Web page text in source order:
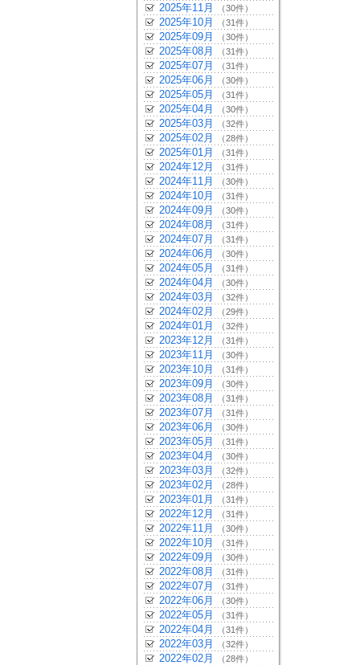
2025年11月 （30件）
2025年10月 （31件）
2025年09月 （30件）
2025年08月 （31件）
2025年07月 （31件）
2025年06月 （30件）
2025年05月 （31件）
2025年04月 （30件）
2025年03月 （32件）
2025年02月 （28件）
2025年01月 （31件）
2024年12月 （31件）
2024年11月 （30件）
2024年10月 （31件）
2024年09月 （30件）
2024年08月 （31件）
2024年07月 （31件）
2024年06月 （30件）
2024年05月 （31件）
2024年04月 （30件）
2024年03月 （32件）
2024年02月 （29件）
2024年01月 （32件）
2023年12月 （31件）
2023年11月 （30件）
2023年10月 （31件）
2023年09月 （30件）
2023年08月 （31件）
2023年07月 （31件）
2023年06月 （30件）
2023年05月 （31件）
2023年04月 （30件）
2023年03月 （32件）
2023年02月 （28件）
2023年01月 （31件）
2022年12月 （31件）
2022年11月 （30件）
2022年10月 （31件）
2022年09月 （30件）
2022年08月 （31件）
2022年07月 （31件）
2022年06月 （30件）
2022年05月 （31件）
2022年04月 （31件）
2022年03月 （32件）
2022年02月 （28件）